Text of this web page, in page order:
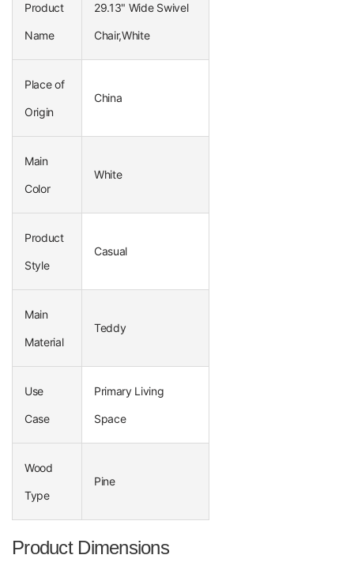
Product
Name
29.13" Wide Swivel
Chair,White
Place of
Origin
China
Main
Color
White
Product
Style
Casual
Main
Material
Teddy
Use
Case
Primary Living
Space
Wood
Type
Pine
Product Dimensions